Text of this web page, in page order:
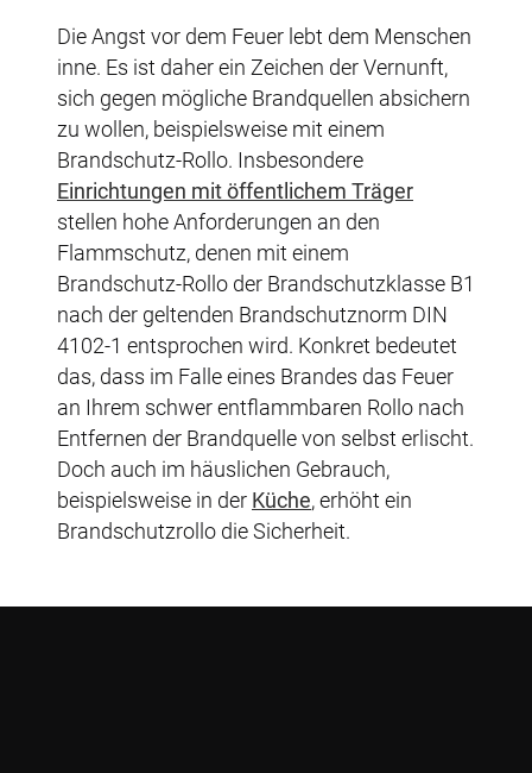
Die Angst vor dem Feuer lebt dem Menschen
inne. Es ist daher ein Zeichen der Vernunft,
sich gegen mögliche Brandquellen absichern
zu wollen, beispielsweise mit einem
Brandschutz-Rollo. Insbesondere
Einrichtungen mit öffentlichem Träger
stellen hohe Anforderungen an den
Flammschutz, denen mit einem
Brandschutz-Rollo der Brandschutzklasse B1
nach der geltenden Brandschutznorm DIN
4102-1 entsprochen wird. Konkret bedeutet
das, dass im Falle eines Brandes das Feuer
an Ihrem schwer entflammbaren Rollo nach
Entfernen der Brandquelle von selbst erlischt.
Doch auch im häuslichen Gebrauch,
beispielsweise in der Küche, erhöht ein
Brandschutzrollo die Sicherheit.